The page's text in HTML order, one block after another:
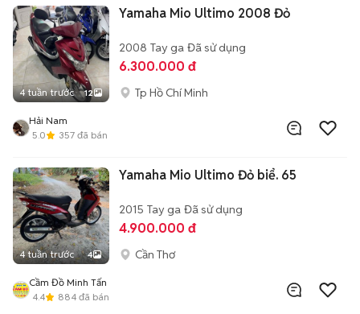
4 tuần trước 12
Yamaha Mio Ultimo 2008 Đỏ
2008 Tay ga Đã sử dụng
6.300.000 đ
Tp Hồ Chí Minh
Hải Nam
5.0
357 đã bán
4 tuần trước 4
Yamaha Mio Ultimo Đỏ biể. 65
2015 Tay ga Đã sử dụng
4.900.000 đ
Cần Thơ
Cầm Đồ Minh Tấn
4.4
884 đã bán